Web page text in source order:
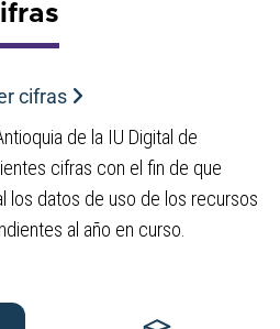
cifras
de la IU Digital de
cifras con el fin de que
los datos de uso de los recursos
al año en curso.